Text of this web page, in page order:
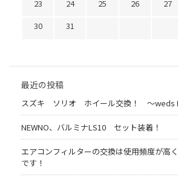
23
24 25 26 27
30
31
最近の投稿
スズキ ソリオ ホイール交換！ 〜weds
NEWNO、バルミナLS10 セット装着！
エアコンフィルターの交換は使用頻度が高
です！